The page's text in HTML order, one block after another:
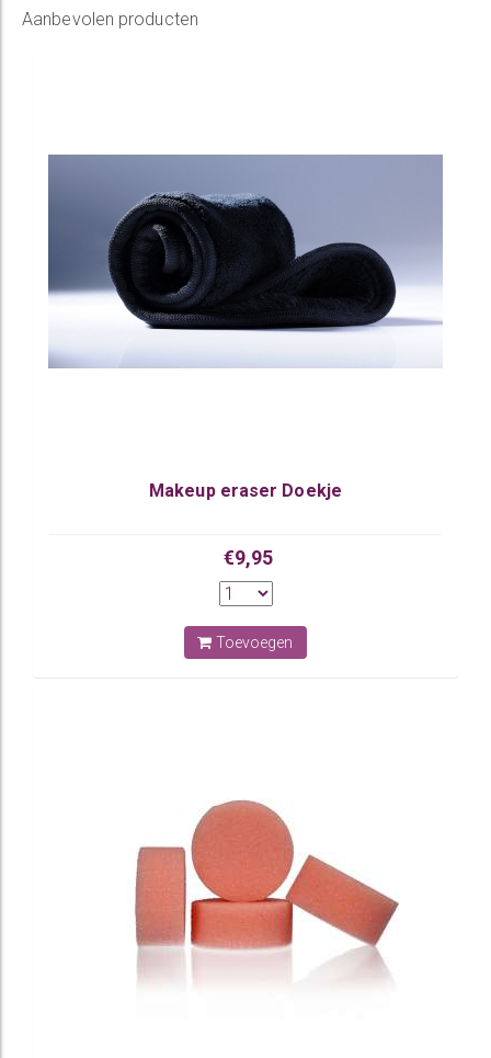
Aanbevolen producten
Makeup eraser Doekje
€9,95
Toevoegen